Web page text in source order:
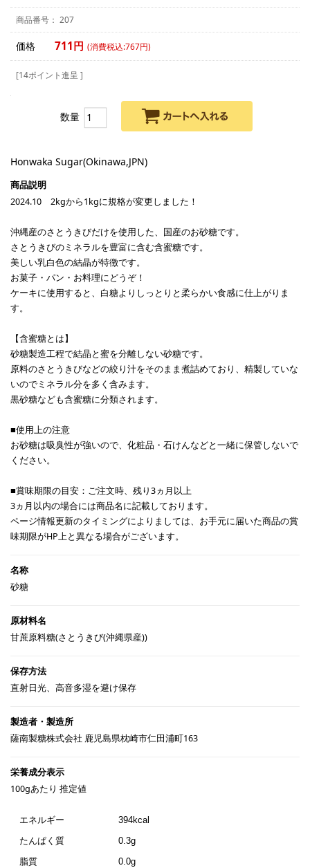
207
価格 711円 (消費税込:767円)
[14ポイント進呈 ]
数量
Honwaka Sugar(Okinawa,JPN)
2024.10 2kgから1kgに規格が変更しました！
沖縄産のさとうきびだけを使用した、国産のお砂糖です。
さとうきびのミネラルを豊富に含む含蜜糖です。
美しい乳白色の結晶が特徴です。
お菓子・パン・お料理にどうぞ！
ケーキに使用すると、白糖よりしっとりと柔らかい食感に仕上がりま
す。
【含蜜糖とは】
砂糖製造工程で結晶と蜜を分離しない砂糖です。
原料のさとうきびなどの絞り汁をそのまま煮詰めており、精製していな
いのでミネラル分を多く含みます。
黒砂糖なども含蜜糖に分類されます。
■使用上の注意
お砂糖は吸臭性が強いので、化粧品・石けんなどと一緒に保管しないで
ください。
■賞味期限の目安：ご注文時、残り3ヵ月以上
3ヵ月以内の場合には商品名に記載しております。
ページ情報更新のタイミングによりましては、お手元に届いた商品の賞
味期限がHP上と異なる場合がございます。
砂糖
甘蔗原料糖(さとうきび(沖縄県産))
直射日光、高音多湿を避け保存
薩南製糖株式会社 鹿児島県枕崎市仁田浦町163
100gあたり 推定値
エネルギー 394kcal
たんぱく質 0.3g
脂質 0.0g